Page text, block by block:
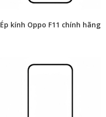
Ép kính Oppo F11 chính hãng